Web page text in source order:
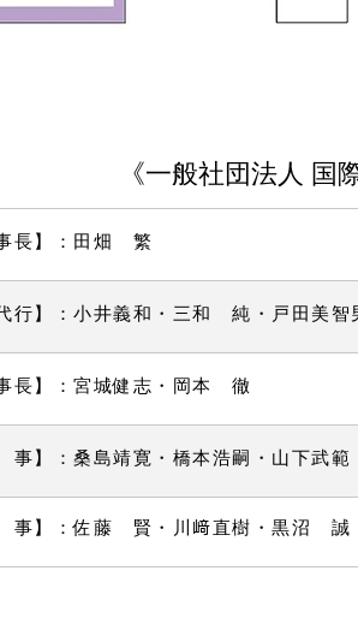
《一般社団法人 国
長】：田畑 繁 【相談
代行】：小井義和・三和 純・戸田
長】：宮城健志・岡本 徹
事】：桑島靖寛・橋本浩嗣・山下武
：佐藤 賢・川﨑直樹・黒沼 誠